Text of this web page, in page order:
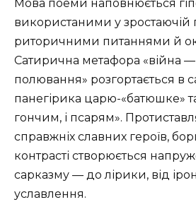
Мова поеми наповнюється
використаними у зростаючій
риторичними питаннями й
Сатирична метафора «війна
полювання» розгортається в
панегірика царю-«батюшке»
гончим, і псарям».
справжніх славних героїв,
контрасті створюється
сарказму — до лірики, від
уславлення.